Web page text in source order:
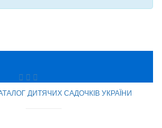
ДИТЯЧИХ САДОЧКІВ УКРАЇНИ